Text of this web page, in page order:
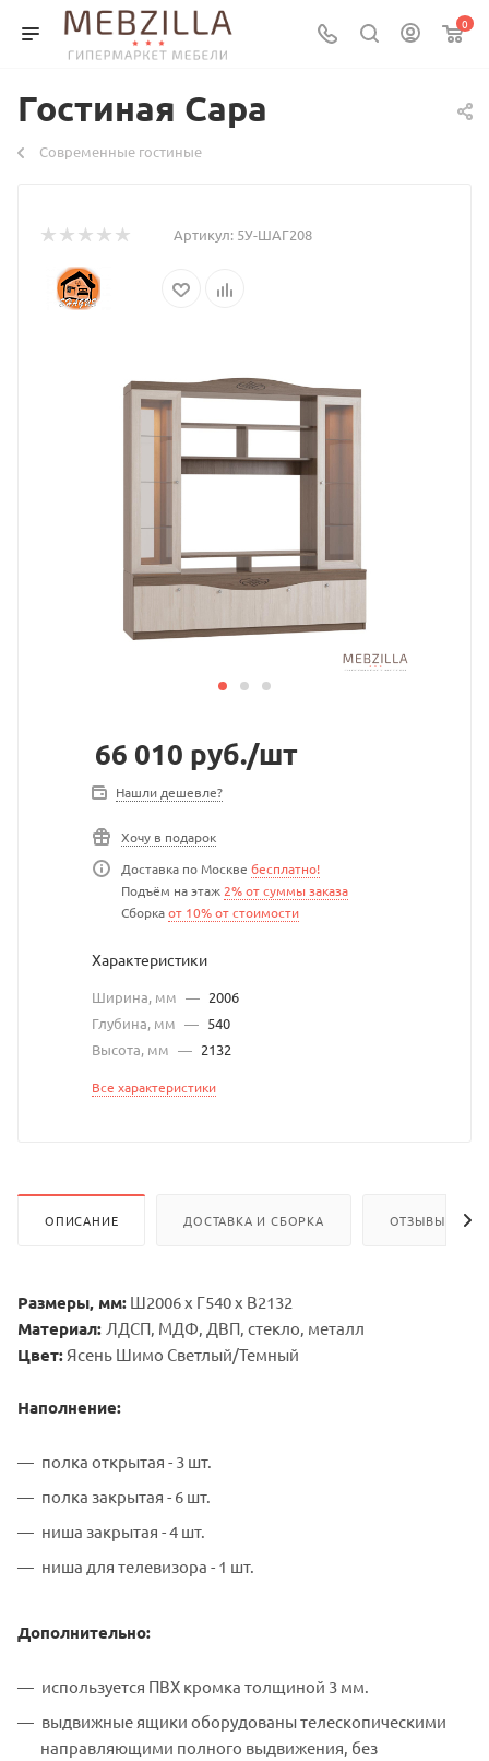
0
Гостиная Сара
Современные гостиные
Артикул: 5У-ШАГ208
66 010 руб./шт
Нашли дешевле?
Хочу в подарок
Доставка по Москве бесплатно!
Подъём на этаж 2% от суммы заказа
Сборкаот 10% от стоимости
Характеристики
Ширина, мм — 2006
Глубина, мм — 540
Высота, мм — 2132
Все характеристики
ОПИСАНИЕ ДОСТАВКА И СБОРКА ОТЗЫВЫ
Размеры, мм: Ш2006 х Г540 х В2132
Материал: ЛДСП, МДФ, ДВП, стекло, металл
Цвет: Ясень Шимо Светлый/Темный
Наполнение:
полка открытая - 3 шт.
полка закрытая - 6 шт.
ниша закрытая - 4 шт.
ниша для телевизора - 1 шт.
Дополнительно:
используется ПВХ кромка толщиной 3 мм.
выдвижные ящики оборудованы телескопическими
направляющими полного выдвижения, без